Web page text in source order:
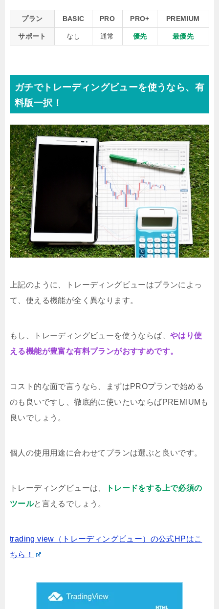
プラン BASIC PRO PRO+ PREMIUM
サポート なし 通常 優先 最優先
ガチでトレーディングビューを使うなら、有
料版一択！
上記のように、トレーディングビューはプランによっ
て、使える機能が全く異なります。
もし、トレーディングビューを使うならば、 やはり使
える機能が豊富な有料プランがおすすめです。
コスト的な面で言うなら、まずはPROプランで始める
のも良いですし、徹底的に使いたいならばPREMIUMも
良いでしょう。
個人の使用用途に合わせてプランは選ぶと良いです。
トレーディングビューは、
トレードをする上で必須の
ツールと言えるでしょう。
trading view（トレーディングビュー）の公式HPはこ
ちら！